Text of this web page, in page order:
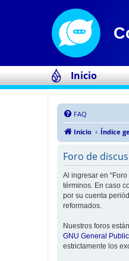
Inicio
FAQ
Inicio
Índice
Foro de
Al ingresar en
términos. En caso
por su cuenta
reformados.
Nuestros foros
GNU General
estrictamente los